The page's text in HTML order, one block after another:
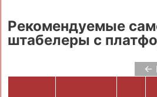
Рекомендуемые
штабелеры с
←